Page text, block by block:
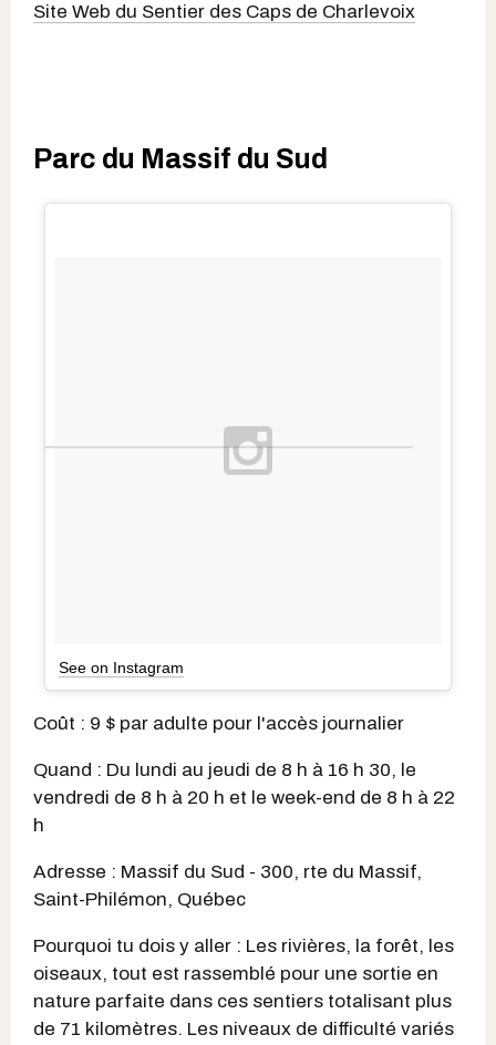
Site Web du Sentier des Caps de Charlevoix
Parc du Massif du Sud
See on Instagram
Coût : 9 $ par adulte pour l'accès journalier
Quand : Du lundi au jeudi de 8 h à 16 h 30, le
vendredi de 8 h à 20 h et le week-end de 8 h à 22
h
Adresse : Massif du Sud - 300, rte du Massif,
Saint-Philémon, Québec
Pourquoi tu dois y aller : Les rivières, la forêt, les
oiseaux, tout est rassemblé pour une sortie en
nature parfaite dans ces sentiers totalisant plus
de 71 kilomètres. Les niveaux de difficulté variés